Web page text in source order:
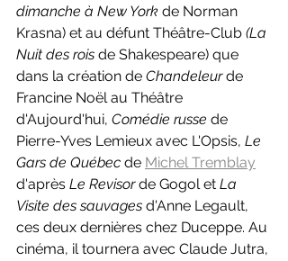
dimanche à New York de Norman
Krasna) et au défunt Théâtre-Club (La
Nuit des rois de Shakespeare) que
dans la création de Chandeleur de
Francine Noël au Théâtre
d'Aujourd'hui, Comédie russe de
Pierre-Yves Lemieux avec L'Opsis, Le
Gars de Québec de Michel Tremblay
d'après Le Revisor de Gogol et La
Visite des sauvages d'Anne Legault,
ces deux dernières chez Duceppe. Au
cinéma, il tournera avec Claude Jutra,